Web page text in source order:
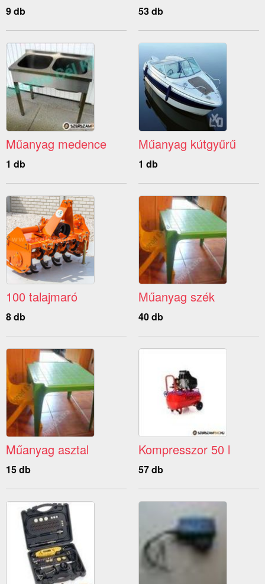
9 db 53 db
Műanyag medence
1 db
Műanyag kútgyűrű
1 db
100 talajmaró
8 db
Műanyag szék
40 db
Műanyag asztal
15 db
Kompresszor 50 l
57 db